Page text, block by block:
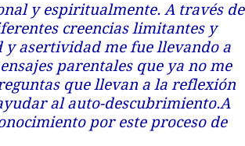
y espiritualmente. A través de
creencias limitantes y
y asertividad me fue llevando a
parentales que ya no me
que llevan a la reflexión
al auto-descubrimiento.A
por este proceso de